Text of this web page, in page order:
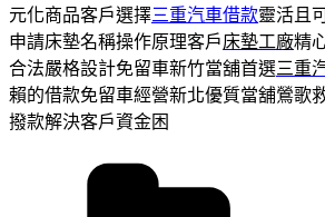
元化商品客戶選擇三重汽車借款靈活且
申請床墊名稱操作原理客戶床墊工廠精
合法嚴格設計免留車新竹當舖首選三重
賴的借款免留車經營新北優質當舖鶯歌
撥款解決客戶資金困